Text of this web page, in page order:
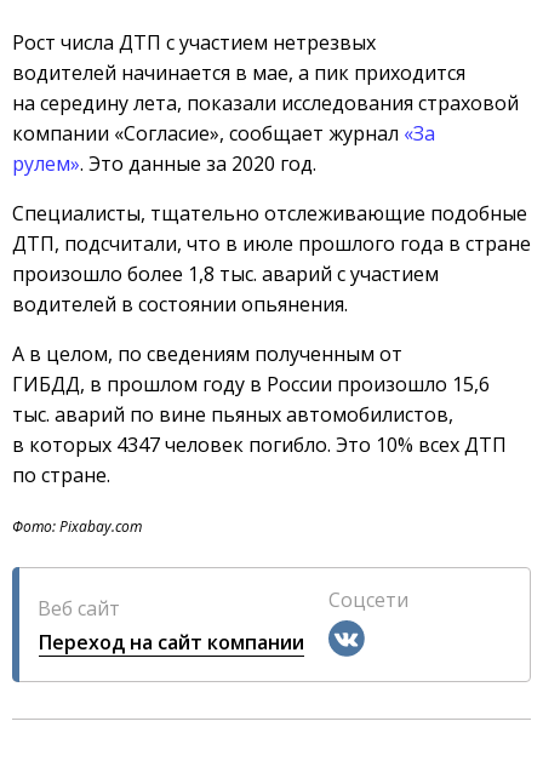
Рост числа ДТП с участием нетрезвых
водителей начинается в мае, а пик приходится
на середину лета, показали исследования страховой
компании «Согласие», сообщает журнал «За
рулем». Это данные за 2020 год.
Специалисты, тщательно отслеживающие подобные
ДТП, подсчитали, что в июле прошлого года в стране
произошло более 1,8 тыс. аварий с участием
водителей в состоянии опьянения.
А в целом, по сведениям полученным от
ГИБДД, в прошлом году в России произошло 15,6
тыс. аварий по вине пьяных автомобилистов,
в которых 4347 человек погибло. Это 10% всех ДТП
по стране.
Фото: Pixabay.com
Веб сайт
Переход на сайт компании
Соцсети